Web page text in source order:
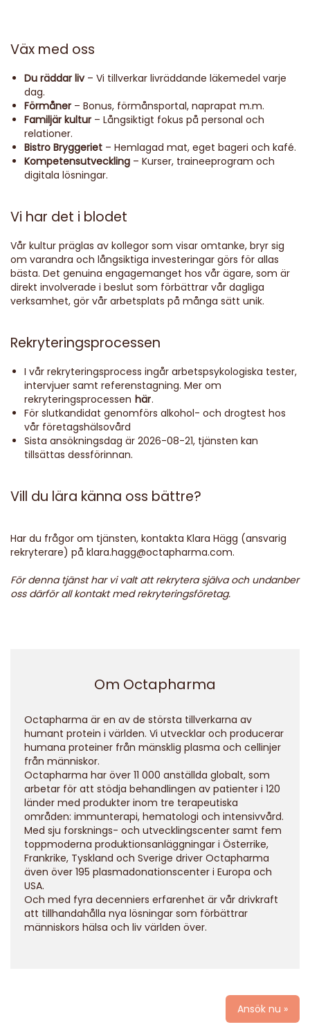
Väx med oss
Du räddar liv– Vi tillverkar livräddande läkemedel varje
dag.
Förmåner – Bonus, förmånsportal, naprapat m.m.
Familjär kultur – Långsiktigt fokus på personal och
relationer.
Bistro Bryggeriet – Hemlagad mat, eget bageri och kafé.
Kompetensutveckling – Kurser, traineeprogram och
digitala lösningar.
Vi har det i blodet
Vår kultur präglas av kollegor som visar omtanke, bryr sig
om varandra och långsiktiga investeringar görs för allas
bästa. Det genuina engagemanget hos vår ägare, som är
direkt involverade i beslut som förbättrar vår dagliga
verksamhet, gör vår arbetsplats på många sätt unik.
Rekryteringsprocessen
I vår rekryteringsprocess ingår arbetspsykologiska tester,
intervjuer samt referenstagning. Mer om
rekryteringsprocessen här.
För slutkandidat genomförs alkohol- och drogtest hos
vår företagshälsovård
Sista ansökningsdag är 2026-08-21, tjänsten kan
tillsättas dessförinnan.
Vill du lära känna oss bättre?
Har du frågor om tjänsten, kontakta Klara Hägg (ansvarig
rekryterare) på klara.hagg@octapharma.com.
För denna tjänst har vi valt att rekrytera själva och undanber
oss därför all kontakt med rekryteringsföretag.
Om Octapharma
Octapharma är en av de största tillverkarna av
humant protein i världen. Vi utvecklar och producerar
humana proteiner från mänsklig plasma och cellinjer
från människor.
Octapharma har över 11 000 anställda globalt, som
arbetar för att stödja behandlingen av patienter i 120
länder med produkter inom tre terapeutiska
områden: immunterapi, hematologi och intensivvård.
Med sju forsknings- och utvecklingscenter samt fem
toppmoderna produktionsanläggningar i Österrike,
Frankrike, Tyskland och Sverige driver Octapharma
även över 195 plasmadonationscenter i Europa och
USA.
Och med fyra decenniers erfarenhet är vår drivkraft
att tillhandahålla nya lösningar som förbättrar
människors hälsa och liv världen över.
Ansök nu »